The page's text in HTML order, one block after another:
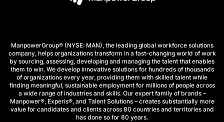
ManpowerGroup® (NYSE: MAN), the leading global workforce solutions
company, helps organizations transform in a fast-changing world of work
by sourcing, assessing, developing and managing the talent that enables
them to win. We develop innovative solutions for hundreds of thousands
of organizations every year, providing them with skilled talent while
finding meaningful, sustainable employment for millions of people across
a wide range of industries and skills. Our expert family of brands –
Manpower®, Experis®, and Talent Solutions – creates substantially more
value for candidates and clients across 80 countries and territories and
has done so for 80 years.